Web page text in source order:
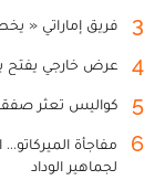
3 فريق إماراتي «
4 عرض خارجي يفتح
5 كواليس تعثر
6
مفاجأة
لجماهير الوداد